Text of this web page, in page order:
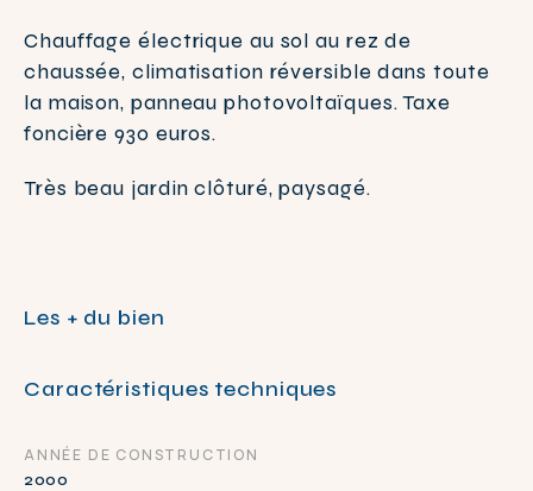
Chauffage électrique au sol au rez de
chaussée, climatisation réversible dans toute
la maison, panneau photovoltaïques. Taxe
foncière 930 euros.
Très beau jardin clôturé, paysagé.
Les + du bien
Caractéristiques techniques
ANNÉE DE CONSTRUCTION
2000